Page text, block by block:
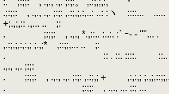
:. ;:;;: , .,., .,. ;:;:。 ,.:;,;,:, *
.;:;;: , .,., .,. ;:;: ,.:;,;,:,..: ..: :ヽ ::::...
+;.,;,:: .,... .. ;:
. ;:;;: , .,., *.,::.. :..:. :` ｰ- ‐
,.:;,;,:,:,; ;.,;* ,::;;,... .. ;:
. :: . ::. ::::. ::..
.,., .,. ;:;:
. ;:;;: , .,., .,. ;:;: ,.:;,;＋ ,:,:,;
. ;:;;: , .,., .,. ;:; ...